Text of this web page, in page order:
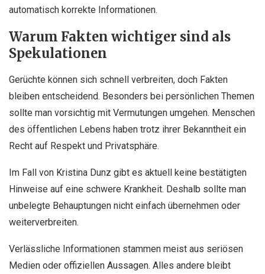
automatisch korrekte Informationen.
Warum Fakten wichtiger sind als
Spekulationen
Gerüchte können sich schnell verbreiten, doch Fakten
bleiben entscheidend. Besonders bei persönlichen Themen
sollte man vorsichtig mit Vermutungen umgehen. Menschen
des öffentlichen Lebens haben trotz ihrer Bekanntheit ein
Recht auf Respekt und Privatsphäre.
Im Fall von Kristina Dunz gibt es aktuell keine bestätigten
Hinweise auf eine schwere Krankheit. Deshalb sollte man
unbelegte Behauptungen nicht einfach übernehmen oder
weiterverbreiten.
Verlässliche Informationen stammen meist aus seriösen
Medien oder offiziellen Aussagen. Alles andere bleibt